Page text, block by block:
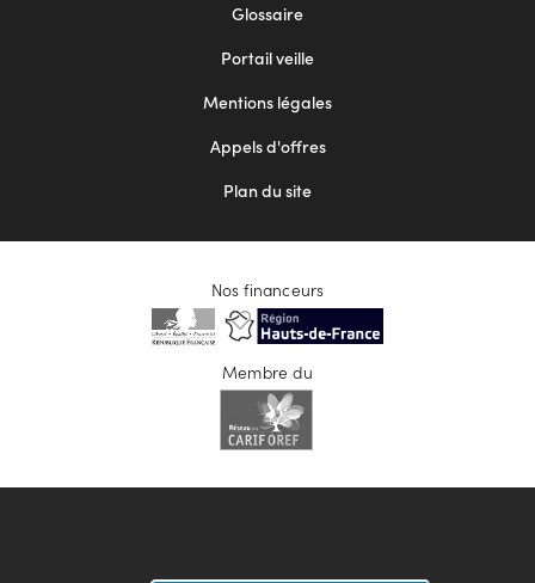
Glossaire
Portail veille
Mentions légales
Appels d'offres
Plan du site
Nos financeurs
Membre du